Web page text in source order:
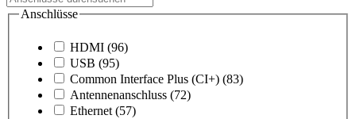
Anschlüsse
HDMI (96)
USB (95)
Common Interface Plus (CI+) (83)
Antennenanschluss (72)
Ethernet (57)